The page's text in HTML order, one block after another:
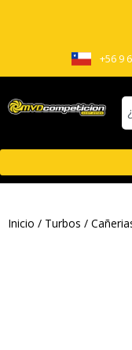
+56 9
Inicio / Turbos /